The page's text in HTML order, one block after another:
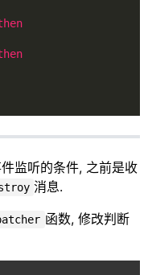
监听的条件, 之前是收
消息.
函数, 修改判断